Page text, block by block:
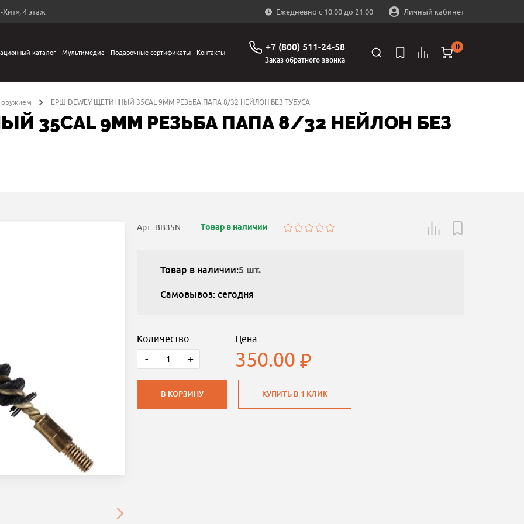
4 этаж Ежедневно с 10:00 до 21:00 Личный кабинет
каталог Мультимедиа Подарочные сертификаты Контакты +7 (800) 511-24-58
Заказ обратного звонка
0
оружием ЕРШ DEWEY ЩЕТИННЫЙ 35CAL 9MM РЕЗЬБА ПАПА 8/32 НЕЙЛОН БЕЗ ТУБУСА
35CAL 9MM РЕЗЬБА ПАПА 8/32 НЕЙЛОН БЕЗ
Арт.: BB35N Товар в наличии
Товар в наличии:5 шт.
Самовывоз: сегодня
Количество:
- +
Цена:
350.00
В КОРЗИНУ КУПИТЬ В 1 КЛИК